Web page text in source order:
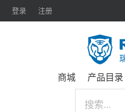
登录 注册
商城 产品目录